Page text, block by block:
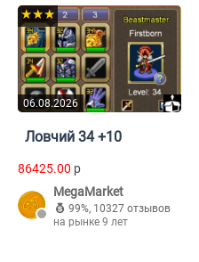
06.08.2026
★★★
Ловчий 34 +10
86425.00 p
MegaMarket
99%, 10327 отзывов
на рынке 9 лет